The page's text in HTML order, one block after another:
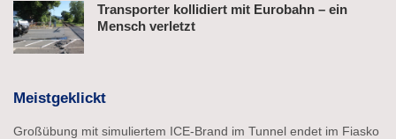
Transporter kollidiert mit Eurobahn – ein
Mensch verletzt
Meistgeklickt
Großübung mit simuliertem ICE-Brand im Tunnel endet im Fiasko